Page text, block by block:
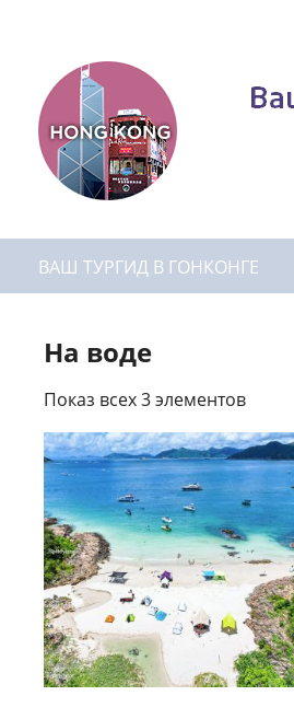
ВАШ ТУРГИД В ГОНКОНГЕ
На воде
Показ всех 3 элементов